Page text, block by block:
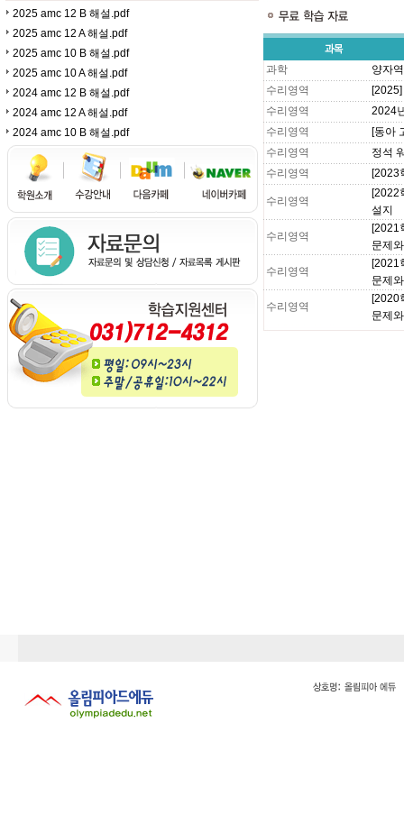
2025 amc 12 B 해설.pdf
2025 amc 12 A 해설.pdf
2025 amc 10 B 해설.pdf
2025 amc 10 A 해설.pdf
2024 amc 12 B 해설.pdf
2024 amc 12 A 해설.pdf
2024 amc 10 B 해설.pdf
과학
양자
수리영역
수리영역
2024
수리영역
[동아
수리영역
정석
수리영역
[2023
수리영역
[2022
설지
수리영역
[2021
문제
수리영역
[2021
문제
수리영역
[2020
문제